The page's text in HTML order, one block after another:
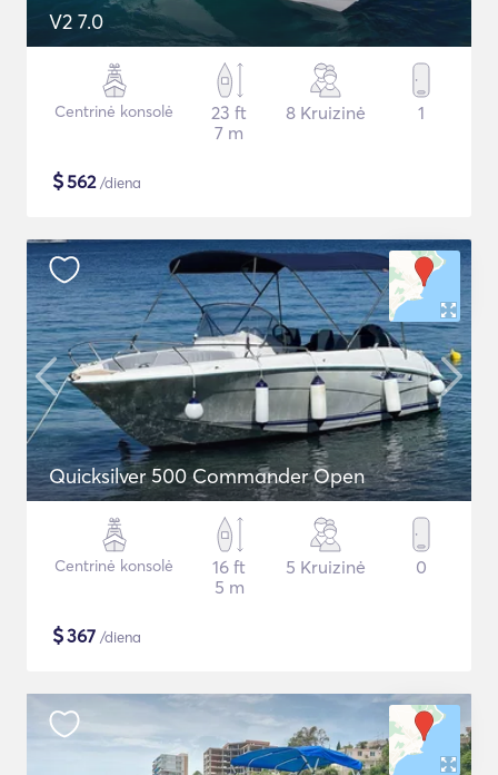
V2 7.0
Centrinė konsolė
23 ft
7 m
8 Kruizinė 1
$562/diena
Quicksilver 500 Commander Open
Centrinė konsolė
16 ft
5 m
5 Kruizinė 0
$367 /diena